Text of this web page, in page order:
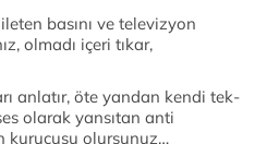
basını ve televizyon
olmadı içeri tıkar,
anlatır, öte yandan kendi tek-
olarak yansıtan anti
kurucusu olursunuz…